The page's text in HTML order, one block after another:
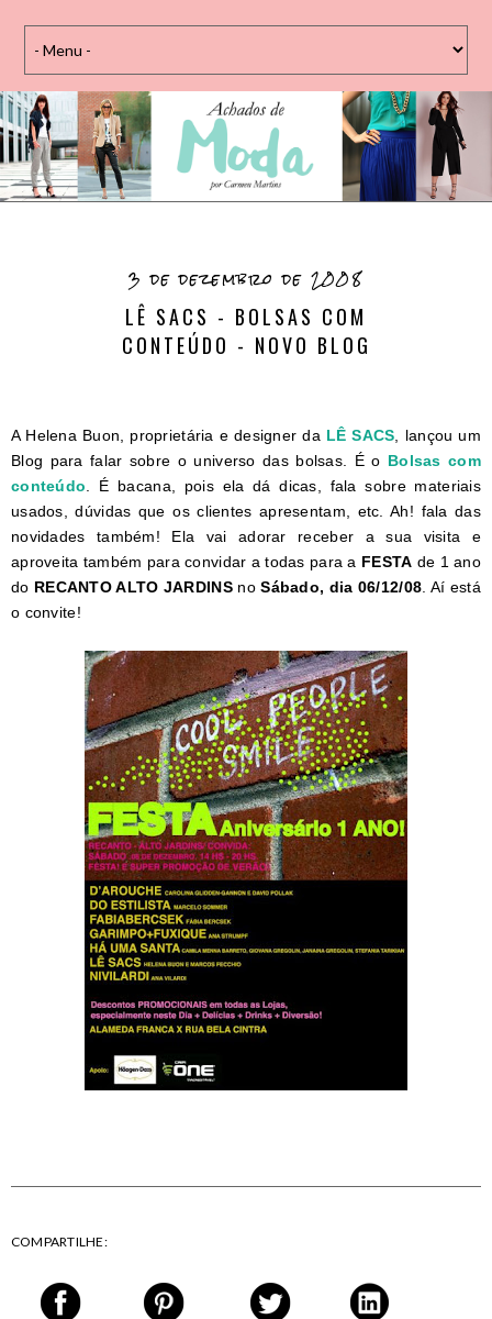
3 de dezembro de 2008
LÊ SACS - BOLSAS COM
CONTEÚDO - NOVO BLOG
A Helena Buon, proprietária e designer da LÊ SACS , lançou um
Blog para falar sobre o universo das bolsas. É o Bolsas com
conteúdo . É bacana, pois ela dá dicas, fala sobre materiais
usados, dúvidas que os clientes apresentam, etc. Ah! fala das
novidades também! Ela vai adorar receber a sua visita e
aproveita também para convidar a todas para a FESTA de 1 ano
do RECANTO ALTO JARDINSnoSábado, dia 06/12/08 . Aí está
o convite!
COMPARTILHE: